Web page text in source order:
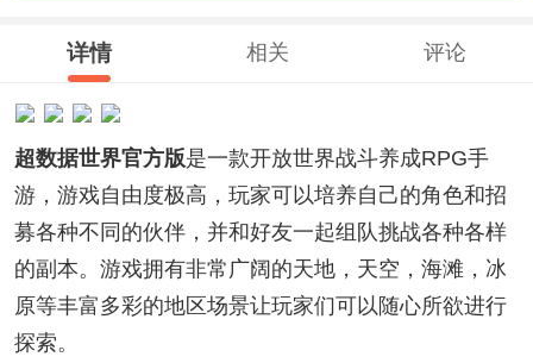
详情 相关 评论
超数据世界官方版是一款开放世界战斗养成RPG手
游，游戏自由度极高，玩家可以培养自己的角色和招
募各种不同的伙伴，并和好友一起组队挑战各种各样
的副本。游戏拥有非常广阔的天地，天空，海滩，冰
原等丰富多彩的地区场景让玩家们可以随心所欲进行
探索。